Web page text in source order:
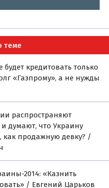
теме
будет кредитовать только
«Газпрому», а не нужды
распространяют
думают, что Украину
как продажную девку? /
2014: «Казнить
/ Евгений Царьков